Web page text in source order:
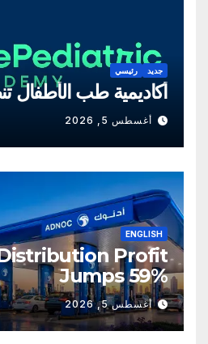
جديد رئيسي
أكاديمية طب الأطفال
أغسطس 5, 2026
ENGLISH
Profit
Jumps 59%
أغسطس 5, 2026